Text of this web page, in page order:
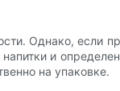
Однако, если
и
на упаковке.